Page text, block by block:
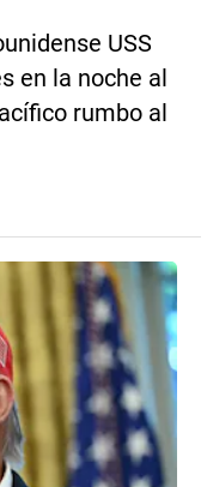
USS
en la noche al
rumbo al